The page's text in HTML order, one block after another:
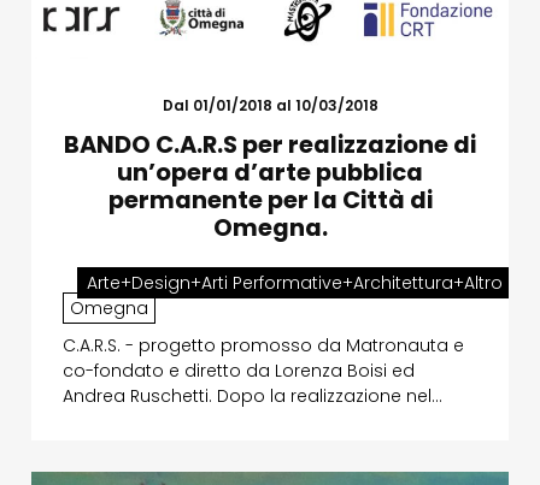
Dal 01/01/2018 al 10/03/2018
BANDO C.A.R.S per realizzazione di
un’opera d’arte pubblica
permanente per la Città di
Omegna.
Arte+Design+Arti Performative+Architettura+Altro
Omegna
C.A.R.S. - progetto promosso da Matronauta e
co-fondato e diretto da Lorenza Boisi ed
Andrea Ruschetti. Dopo la realizzazione nel…